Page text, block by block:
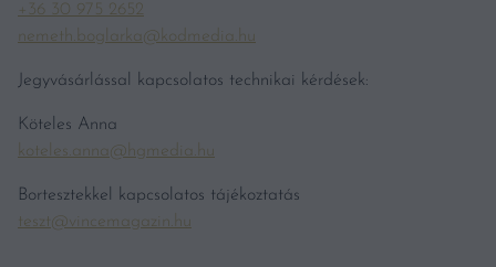
+36 30 975 2652
nemeth.boglarka@kodmedia.hu
Jegyvásárlással kapcsolatos technikai kérdések:
Köteles Anna
koteles.anna@hgmedia.hu
Bortesztekkel kapcsolatos tájékoztatás
teszt@vincemagazin.hu